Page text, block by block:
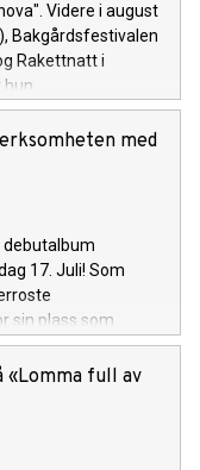
Videre i august
Bakgårdsfestivalen
Rakettnatt i
hun
med
debutalbum
17. Juli! Som
sin plass som
og ujålete
«Lomma full av